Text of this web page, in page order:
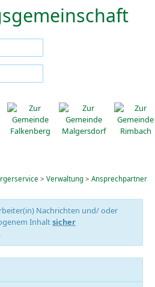
> Verwaltung> Ansprechpartner
Nachrichten und/ oder
Inhaltsicher